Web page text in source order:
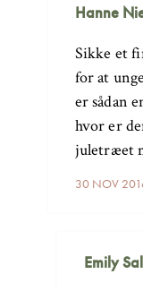
Hanne
30 NOV
Sikke et
for at
er sådan
hvor er
juletræet
Emily